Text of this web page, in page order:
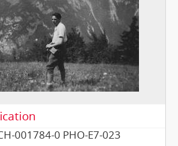
001784-0 PHO-E7-023